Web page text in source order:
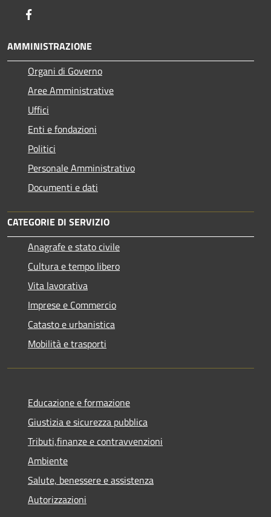
AMMINISTRAZIONE
Organi di Governo
Aree Amministrative
Uffici
Enti e fondazioni
Politici
Personale Amministrativo
Documenti e dati
CATEGORIE DI SERVIZIO
Anagrafe e stato civile
Cultura e tempo libero
Vita lavorativa
Imprese e Commercio
Catasto e urbanistica
Mobilità e trasporti
Educazione e formazione
Giustizia e sicurezza pubblica
Tributi,finanze e contravvenzioni
Ambiente
Salute, benessere e assistenza
Autorizzazioni